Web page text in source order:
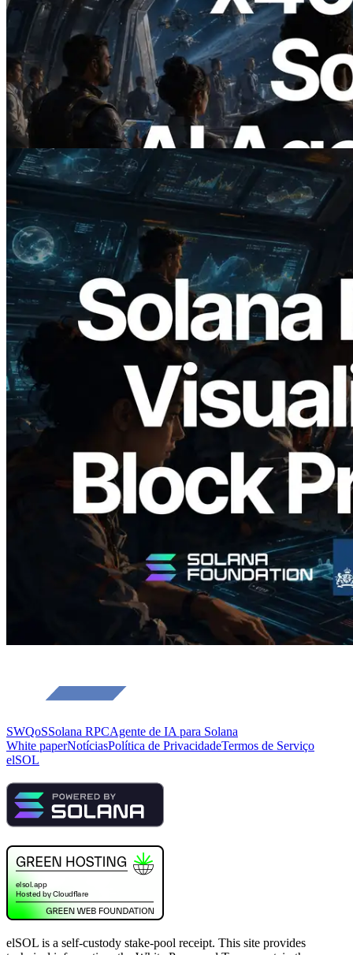
2026.07.04
ERPC lança Solana RPC com suporte a
x402 — A era em que agentes de IA
pagam sob demanda pelas APIs de que
precisam
Ler este artigo
2026.05.24
Validators Solutions lança Solana Block
Analyzer — Visualizando o tempo de
produção de bloco por slot e o validador
responsável
SWQoSSolana RPCAgente de IA para Solana
White paperNotíciasPolítica de PrivacidadeTermos de Serviço
elSOL
elSOL is a self-custody stake-pool receipt. This site provides